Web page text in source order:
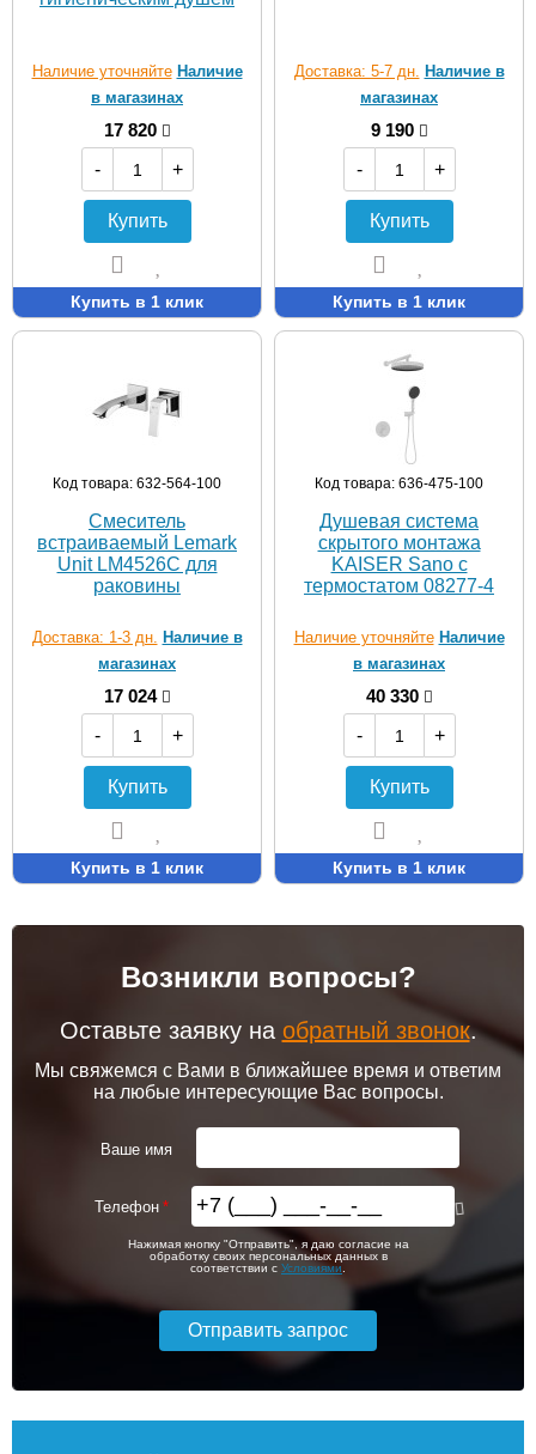
Наличие уточняйте Наличие
в магазинах
17 820
-
+
Купить
Купить в 1 клик
Доставка: 5-7 дн. Наличие в
магазинах
9 190
-
+
Купить
Купить в 1 клик
Код товара: 632-564-100
Смеситель
встраиваемый Lemark
Unit LM4526C для
раковины
Доставка: 1-3 дн. Наличие в
магазинах
17 024
-
+
Купить
Купить в 1 клик
Код товара: 636-475-100
Душевая система
скрытого монтажа
KAISER Sano с
термостатом 08277-4
Наличие уточняйте Наличие
в магазинах
40 330
-
+
Купить
Купить в 1 клик
Возникли вопросы?
Оставьте заявку на обратный звонок.
Мы свяжемся с Вами в ближайшее время и ответим
на любые интересующие Вас вопросы.
Ваше имя
Телефон
Нажимая кнопку "Отправить", я даю согласие на
обработку своих персональных данных в
соответствии с Условиями